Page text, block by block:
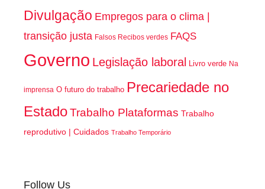
Divulgação Empregos para o clima |
transição justa Falsos Recibos verdes FAQS
Governo Legislação laboral Livro verde Na
imprensa O futuro do trabalho Precariedade no
EstadoTrabalho Plataformas Trabalho
reprodutivo | Cuidados Trabalho Temporário
Follow Us